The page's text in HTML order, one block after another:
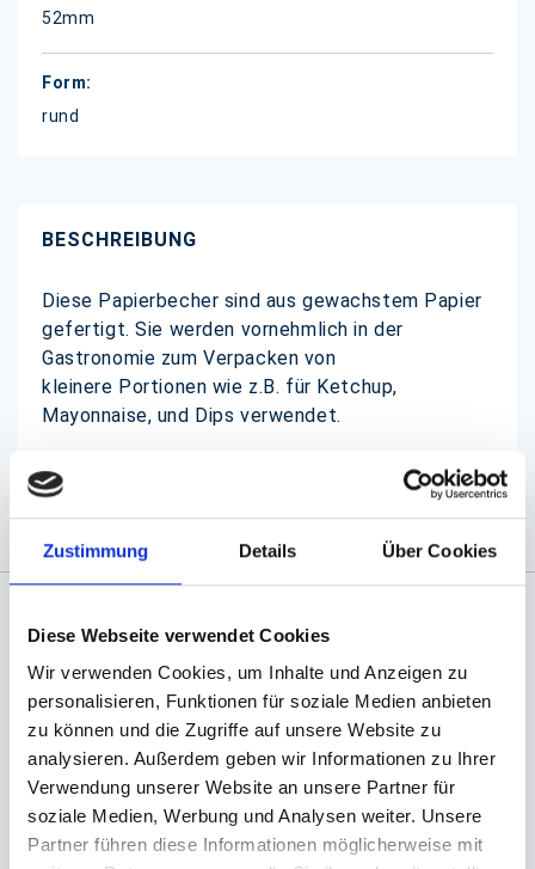
Zustimmung Details Über Cookies
Diese Webseite verwendet Cookies
Wir verwenden Cookies, um Inhalte und Anzeigen zu
personalisieren, Funktionen für soziale Medien anbieten
zu können und die Zugriffe auf unsere Website zu
analysieren. Außerdem geben wir Informationen zu Ihrer
Verwendung unserer Website an unsere Partner für
soziale Medien, Werbung und Analysen weiter. Unsere
Partner führen diese Informationen möglicherweise mit
52mm
rund
BESCHREIBUNG
Diese Papierbecher sind aus gewachstem Papier
gefertigt. Sie werden vornehmlich in der
Gastronomie zum Verpacken von
kleinere Portionen wie z.B. für Ketchup,
Mayonnaise, und Dips verwendet.
(Abb. evtl. ähnlich, ggf. ohne Dekoration)
Angaben zur Informationspflichten der GPSR
Produktsicherheitsverordnung:packpack.de GmbH, Am
Bullhamm 24-26, D-26441 Jever, info@packpack.de
Sie könnten auch an folgenden Artikeln
interessiert sein